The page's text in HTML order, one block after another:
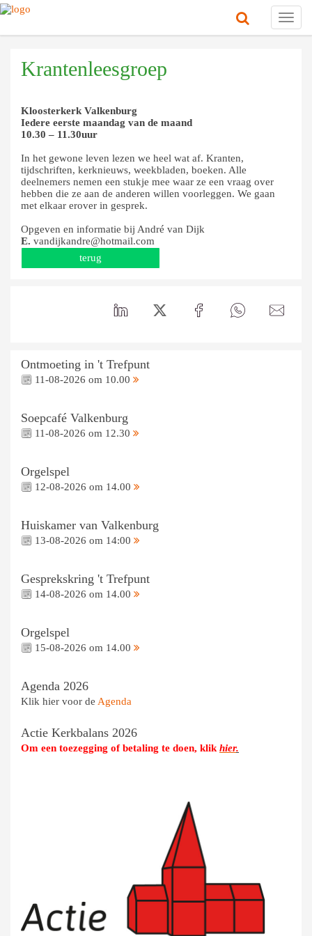
Krantenleesgroep
Kloosterkerk Valkenburg
Iedere eerste maandag van de maand
10.30 – 11.30uur
In het gewone leven lezen we heel wat af. Kranten,
tijdschriften, kerknieuws, weekbladen, boeken. Alle
deelnemers nemen een stukje mee waar ze een vraag over
hebben die ze aan de anderen willen voorleggen. We gaan
met elkaar erover in gesprek.
Opgeven en informatie bij André van Dijk
E. vandijkandre@hotmail.com
terug
Ontmoeting in 't Trefpunt
11-08-2026 om 10.00
Soepcafé Valkenburg
11-08-2026 om 12.30
Orgelspel
12-08-2026 om 14.00
Huiskamer van Valkenburg
13-08-2026 om 14:00
Gesprekskring 't Trefpunt
14-08-2026 om 14.00
Orgelspel
15-08-2026 om 14.00
Agenda 2026
Klik hier voor de Agenda
Actie Kerkbalans 2026
Om een toezegging of betaling te doen, klik hier.